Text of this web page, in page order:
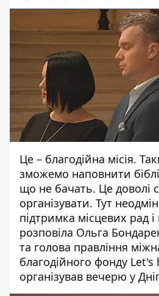
Це – благодійна місія.
зможемо наповнити
що не бачать. Це доволі
організувати. Тут
підтримка місцевих рад
розповіла Ольга
та голова правління
благодійного фонду
організував вечерю у